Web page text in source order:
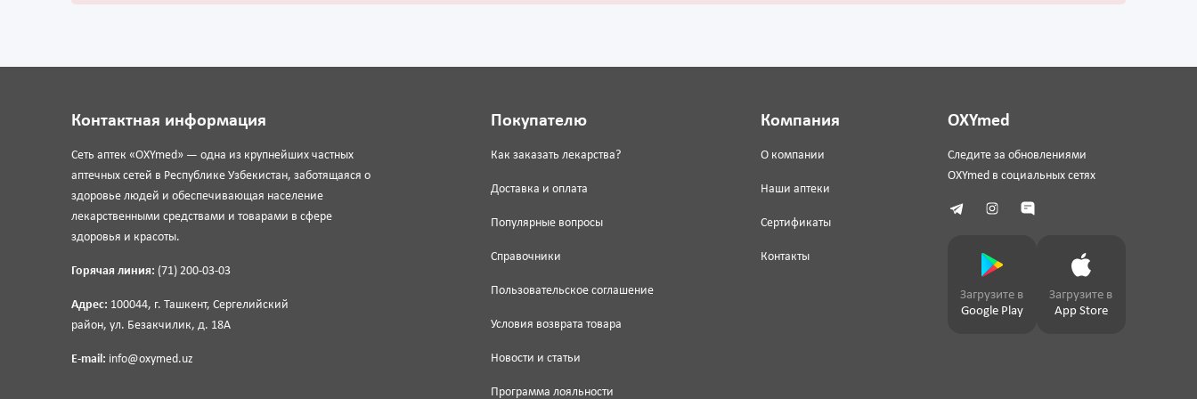
Контактная информация
Сеть аптек «OXYmed» — одна из крупнейших частных
аптечных сетей в Республике Узбекистан, заботящаяся о
здоровье людей и обеспечивающая население
лекарственными средствами и товарами в сфере
здоровья и красоты.
Горячая линия: (71) 200-03-03
Адрес: 100044, г. Ташкент, Сергелийский
район, ул. Безакчилик, д. 18А
E-mail: info@oxymed.uz
Покупателю
Как заказать лекарства?
Доставка и оплата
Популярные вопросы
Справочники
Пользовательское соглашение
Условия возврата товара
Новости и статьи
Программа лояльности
Компания
О компании
Наши аптеки
Сертификаты
Контакты
OXYmed
Следите за обновлениями
OXYmed в социальных сетях
Загрузите в
Google Play
Загрузите в
App Store